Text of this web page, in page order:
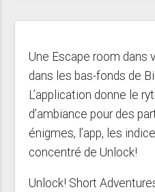
Une Escape room dans
dans les bas-fonds de
L’application donne le
d’ambiance pour des
énigmes, l’app, les
concentré de Unlock!
Unlock! Short